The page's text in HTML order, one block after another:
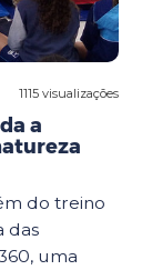
1115 visualizações
a
do treino
das
uma